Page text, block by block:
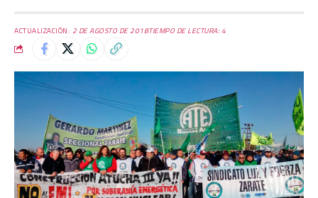
ACTUALIZACIÓN: 2 DE AGOSTO DE 2018TIEMPO DE LECTURA: 4